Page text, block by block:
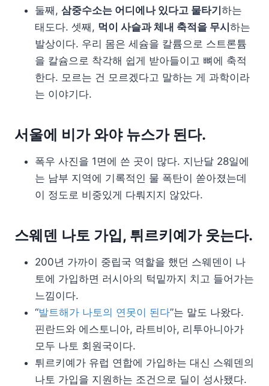
둘째, 삼중수소는 어디에나 있다고 물타기 하는
태도다. 셋째, 먹이 사슬과 체내 축적을 무시 하는
발상이다. 우리 몸은 세슘을 칼륨으로 스트론튬
을 칼슘으로 착각해 쉽게 받아들이고 뼈에 축적
한다. 모르는 건 모르겠다고 말하는 게 과학이라
는 이야기다.
서울에 비가 와야 뉴스가 된다.
폭우 사진을 1면에 쓴 곳이 많다. 지난달 28일에
는 남부 지역에 기록적인 물 폭탄이 쏟아졌는데
이 정도로 비중있게 다뤄지지 않았다.
스웨덴 나토 가입, 튀르키예가 웃는다.
200년 가까이 중립국 역할을 했던 스웨덴이 나
토에 가입하면 러시아의 턱밑까지 치고 들어가는
느낌이다.
“발트해가 나토의 연못이 된다”는 말도 나왔다.
핀란드와 에스토니아, 라트비아, 리투아니아가
모두 나토 회원국이다.
튀르키예가 유럽 연합에 가입하는 대신 스웨덴의
나토 가입을 지원하는 조건으로 딜이 성사됐다.